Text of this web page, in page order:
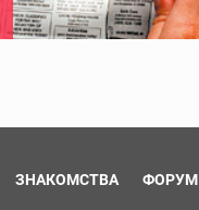
ЗНАКОМСТВА
ФОРУМ